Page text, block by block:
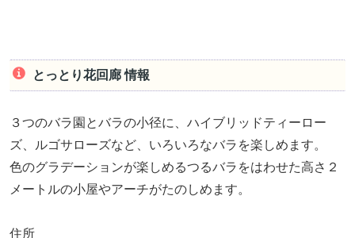
とっとり花回廊 情報
３つのバラ園とバラの小径に、ハイブリッドティーロー
ズ、ルゴサローズなど、いろいろなバラを楽しめます。
色のグラデーションが楽しめるつるバラをはわせた高さ２
メートルの小屋やアーチがたのしめます。
住所